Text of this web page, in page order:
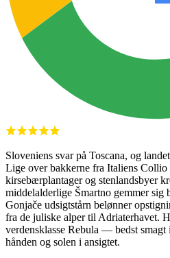
Sloveniens svar på Toscana, og
Lige over bakkerne fra Italiens Collio
kirsebærplantager og stenlandsbyer
middelalderlige Šmartno gemmer sig
Gonjače udsigtstårn belønner
fra de juliske alper til Adriaterhavet.
verdensklasse Rebula — bedst
hånden og solen i ansigtet.